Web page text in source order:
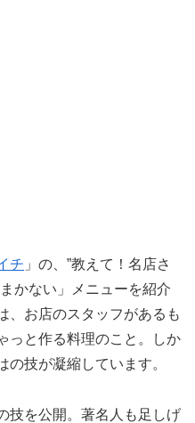
チ 」の、”教えて！名店さ
かない」メニューを紹介
、お店のスタッフがあるも
っと作る料理のこと。しか
の技が凝縮しています。
技を公開。著名人も足しげ